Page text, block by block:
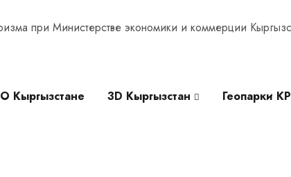
О Кыргызстане 3D Кыргызстан Геопарки КР